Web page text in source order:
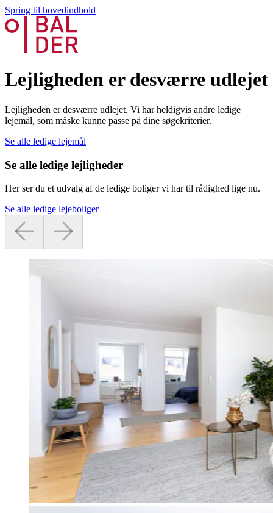
Spring til hovedindhold
Lejligheden er desværre udlejet
Lejligheden er desværre udlejet. Vi har heldigvis andre ledige
lejemål, som måske kunne passe på dine søgekriterier.
Se alle ledige lejemål
Se alle ledige lejligheder
Her ser du et udvalg af de ledige boliger vi har til rådighed lige nu.
Se alle ledige lejeboliger